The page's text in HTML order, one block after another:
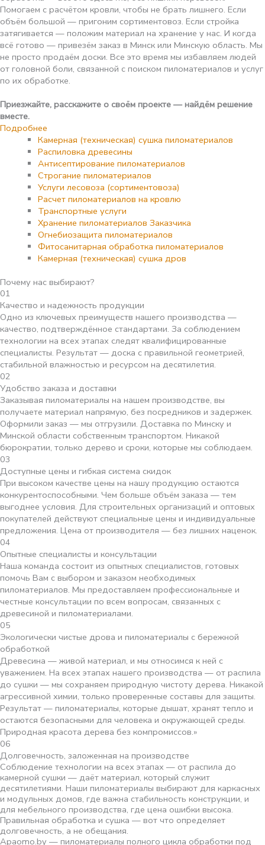
Помогаем с расчётом кровли, чтобы не брать лишнего. Если
объём большой — пригоним сортиментовоз. Если стройка
затягивается — положим материал на хранение у нас. И когда
всё готово — привезём заказ в Минск или Минскую область. Мы
не просто продаём доски. Все это время мы избавляем людей
от головной боли, связанной с поиском пиломатериалов и услуг
по их обработке.
Приезжайте, расскажите о своём проекте — найдём решение
вместе.
Подробнее
Камерная (техническая) сушка пиломатериалов
Распиловка древесины
Антисептирование пиломатериалов
Строгание пиломатериалов
Услуги лесовоза (сортиментовоза)
Расчет пиломатериалов на кровлю
Транспортные услуги
Хранение пиломатериалов Заказчика
Огнебиозащита пиломатериалов
Фитосанитарная обработка пиломатериалов
Камерная (техническая) сушка дров
Почему нас выбирают?
01
Качество и надежность продукции
Одно из ключевых преимуществ нашего производства —
качество, подтверждённое стандартами. За соблюдением
технологии на всех этапах следят квалифицированные
специалисты. Результат — доска с правильной геометрией,
стабильной влажностью и ресурсом на десятилетия.
02
Удобство заказа и доставки
Заказывая пиломатериалы на нашем производстве, вы
получаете материал напрямую, без посредников и задержек.
Оформили заказ — мы отгрузили. Доставка по Минску и
Минской области собственным транспортом. Никакой
бюрократии, только дерево и сроки, которые мы соблюдаем.
03
Доступные цены и гибкая система скидок
При высоком качестве цены на нашу продукцию остаются
конкурентоспособными. Чем больше объём заказа — тем
выгоднее условия. Для строительных организаций и оптовых
покупателей действуют специальные цены и индивидуальные
предложения. Цена от производителя — без лишних наценок.
04
Опытные специалисты и консультации
Наша команда состоит из опытных специалистов, готовых
помочь Вам с выбором и заказом необходимых
пиломатериалов. Мы предоставляем профессиональные и
честные консультации по всем вопросам, связанных с
древесиной и пиломатериалами.
05
Экологически чистые дрова и пиломатериалы с бережной
обработкой
Древесина — живой материал, и мы относимся к ней с
уважением. На всех этапах нашего производства — от распила
до сушки — мы сохраняем природную чистоту дерева. Никакой
агрессивной химии, только проверенные составы для защиты.
Результат — пиломатериалы, которые дышат, хранят тепло и
остаются безопасными для человека и окружающей среды.
Природная красота дерева без компромиссов.»
06
Долговечность, заложенная на производстве
Соблюдение технологии на всех этапах — от распила до
камерной сушки — даёт материал, который служит
десятилетиями. Наши пиломатериалы выбирают для каркасных
и модульных домов, где важна стабильность конструкции, и
для мебельного производства, где цена ошибки высока.
Правильная обработка и сушка — вот что определяет
долговечность, а не обещания.
Apaomo.by — пиломатериалы полного цикла обработки под